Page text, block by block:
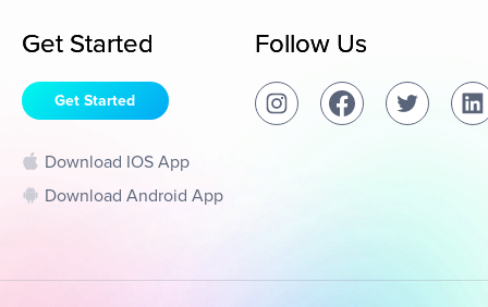
Get Started
Get Started
Download IOS App
Download Android App
Follow Us